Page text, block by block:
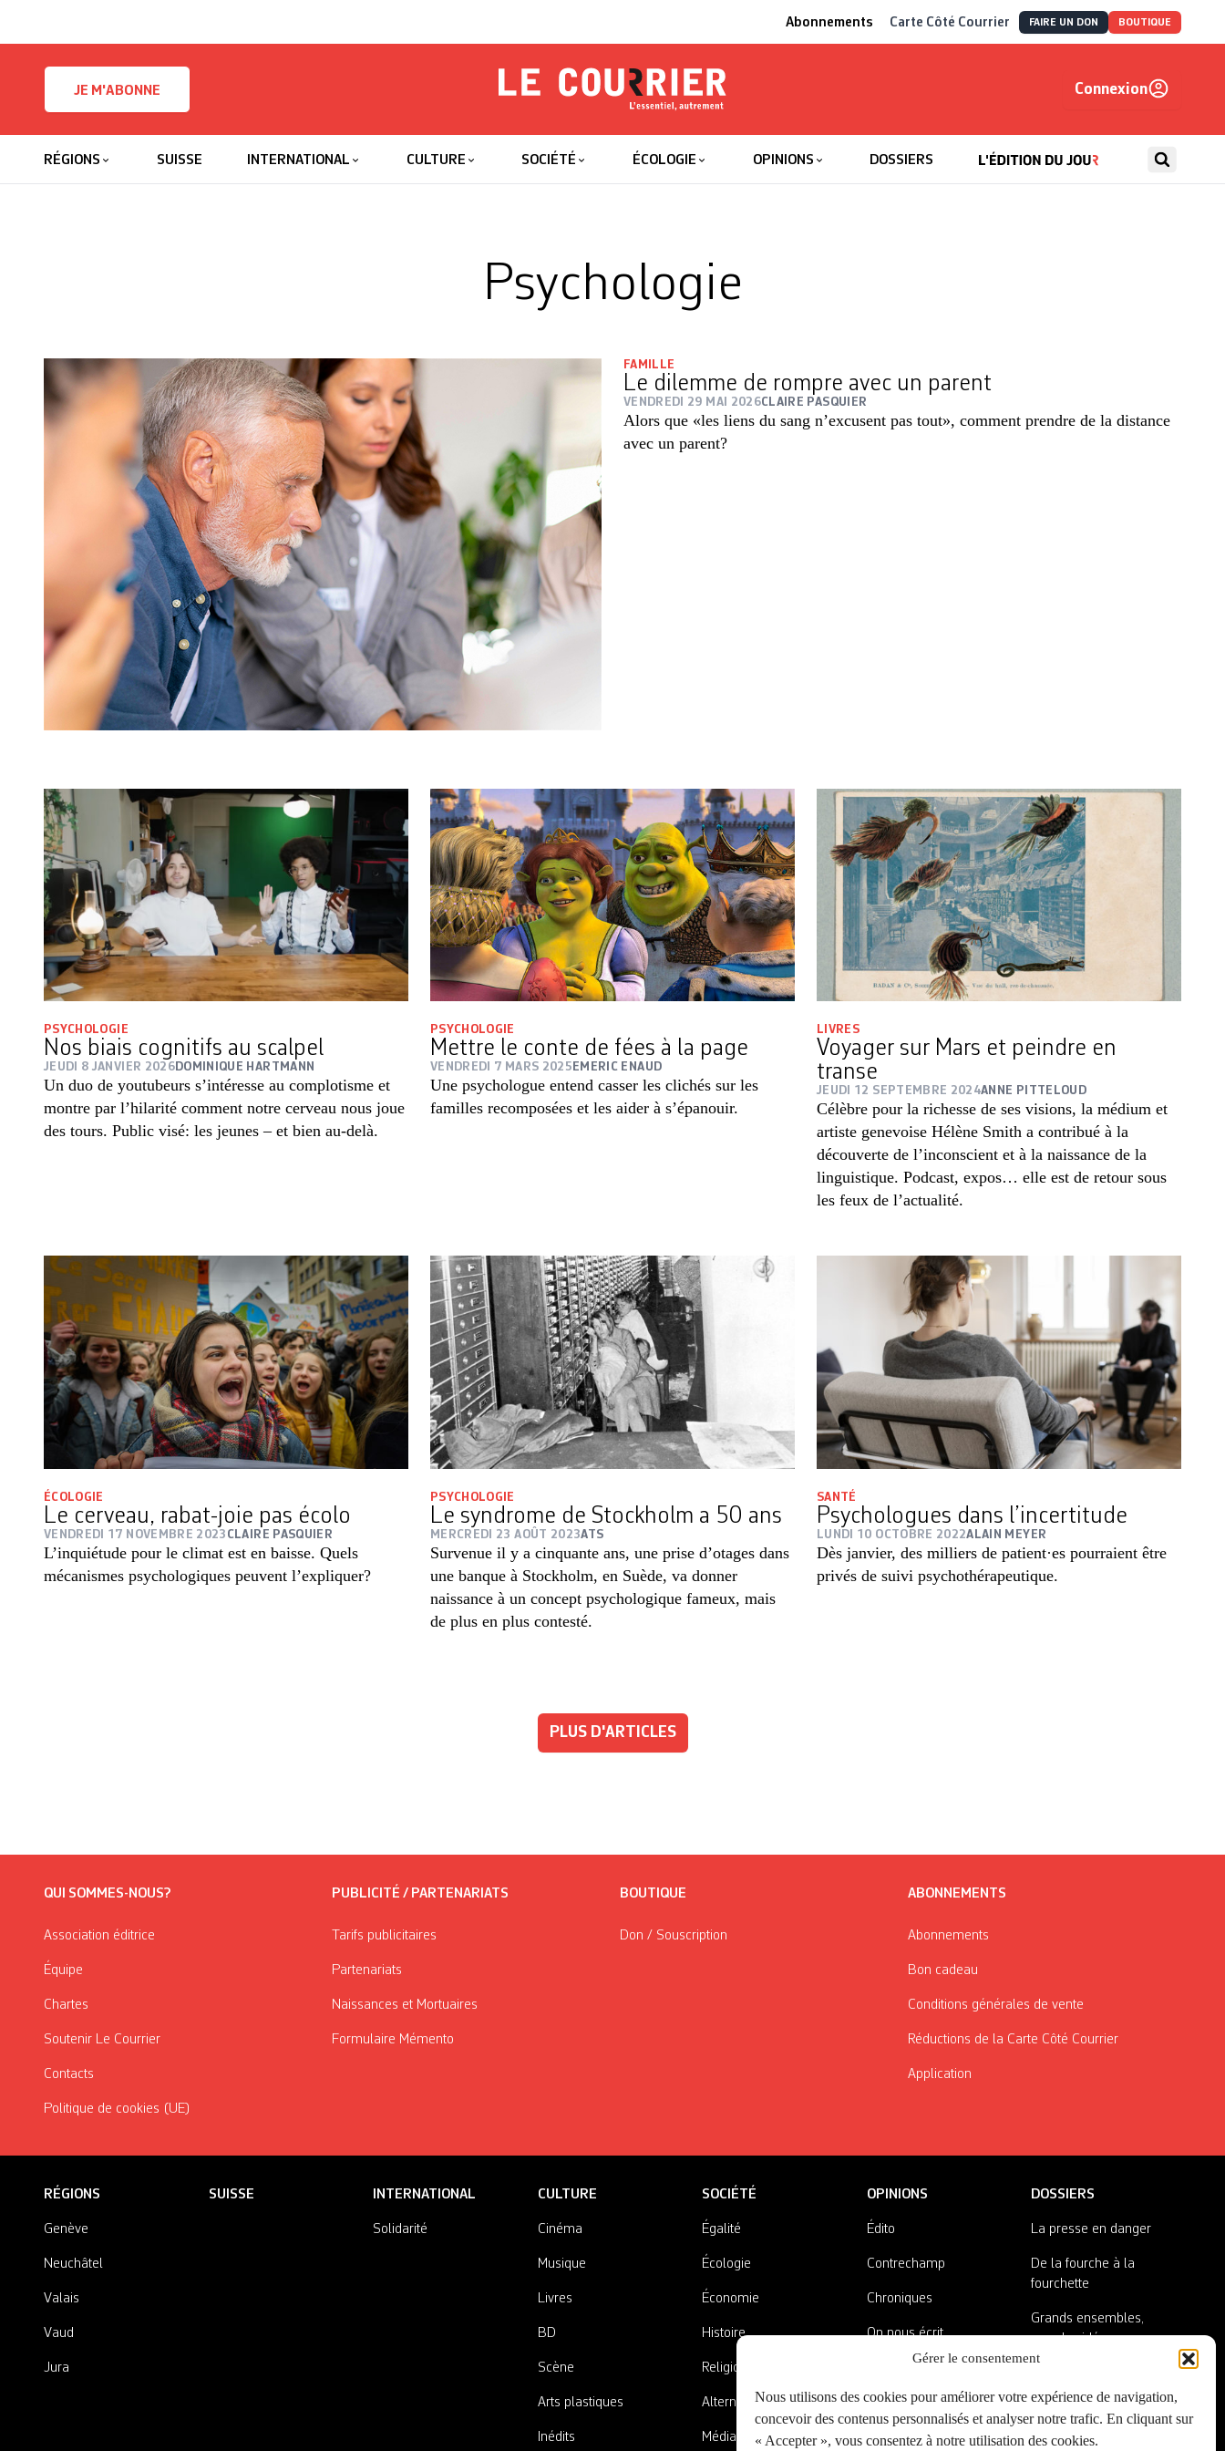
Gérer le consentement
Nous utilisons des cookies pour améliorer votre expérience de navigation,
concevoir des contenus personnalisés et analyser notre trafic. En cliquant sur
« Accepter », vous consentez à notre utilisation des cookies.
Abonnements Carte Côté Courrier FAIRE UN DON BOUTIQUE
JE M'ABONNE
Le Courrier
Connexion
RÉGIONS SUISSE INTERNATIONAL CULTURE SOCIÉTÉ ÉCOLOGIE OPINIONS DOSSIERS
Psychologie
FAMILLE
Le dilemme de rompre avec un parent
VENDREDI 29 MAI 2026CLAIRE PASQUIER
Alors que «les liens du sang n’excusent pas tout», comment prendre de la distance
avec un parent?
PSYCHOLOGIE
Nos biais cognitifs au scalpel
JEUDI 8 JANVIER 2026 DOMINIQUE HARTMANN
Un duo de youtubeurs s’intéresse au complotisme et
montre par l’hilarité comment notre cerveau nous joue
des tours. Public visé: les jeunes – et bien au-delà.
PSYCHOLOGIE
Mettre le conte de fées à la page
VENDREDI 7 MARS 2025 EMERIC ENAUD
Une psychologue entend casser les clichés sur les
familles recomposées et les aider à s’épanouir.
LIVRES
Voyager sur Mars et peindre en
transe
JEUDI 12 SEPTEMBRE 2024ANNE PITTELOUD
Célèbre pour la richesse de ses visions, la médium et
artiste genevoise Hélène Smith a contribué à la
découverte de l’inconscient et à la naissance de la
linguistique. Podcast, expos… elle est de retour sous
les feux de l’actualité.
ÉCOLOGIE
Le cerveau, rabat-joie pas écolo
VENDREDI 17 NOVEMBRE 2023 CLAIRE PASQUIER
L’inquiétude pour le climat est en baisse. Quels
mécanismes psychologiques peuvent l’expliquer?
PSYCHOLOGIE
Le syndrome de Stockholm a 50 ans
MERCREDI 23 AOÛT 2023ATS
Survenue il y a cinquante ans, une prise d’otages dans
une banque à Stockholm, en Suède, va donner
naissance à un concept psychologique fameux, mais
de plus en plus contesté.
SANTÉ
Psychologues dans l’incertitude
LUNDI 10 OCTOBRE 2022ALAIN MEYER
Dès janvier, des milliers de patient·es pourraient être
privés de suivi psychothérapeutique.
PLUS D'ARTICLES
QUI SOMMES-NOUS?
Association éditrice
Équipe
Chartes
Soutenir Le Courrier
Contacts
Politique de cookies (UE)
PUBLICITÉ / PARTENARIATS
Tarifs publicitaires
Partenariats
Naissances et Mortuaires
Formulaire Mémento
BOUTIQUE
Don / Souscription
ABONNEMENTS
Abonnements
Bon cadeau
Conditions générales de vente
Réductions de la Carte Côté Courrier
Application
RÉGIONS
Genève
Neuchâtel
Valais
Vaud
Jura
SUISSE INTERNATIONAL
Solidarité
CULTURE
Cinéma
Musique
Livres
BD
Scène
Arts plastiques
Inédits
SOCIÉTÉ
Égalité
Écologie
Économie
Histoire
Religions
Alternatives
Médias
OPINIONS
Édito
Contrechamp
Chroniques
On nous écrit
A côté de la plaque
DOSSIERS
La presse en danger
De la fourche à la
fourchette
Grands ensembles,
grandes idées